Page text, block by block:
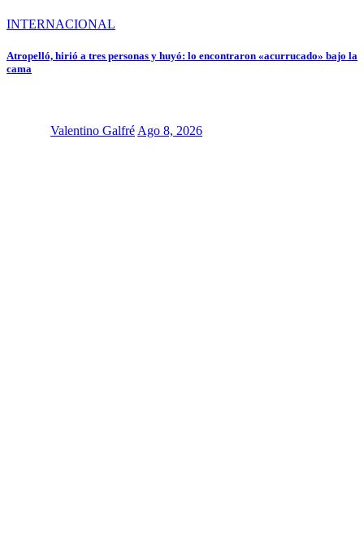
INTERNACIONAL
Atropelló, hirió a tres personas y huyó: lo encontraron «acurrucado» bajo la
cama
Valentino Galfré Ago 8, 2026